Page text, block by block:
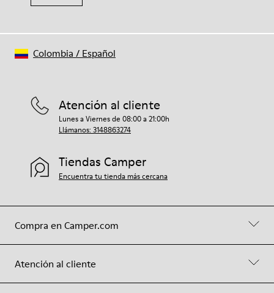
Compra en Camper.com
Atención al cliente
Atención al cliente
Lunes a Viernes de 08:00 a 21:00h
Llámanos: 3148863274
Tiendas Camper
Encuentra tu tienda más cercana
Colombia / Español